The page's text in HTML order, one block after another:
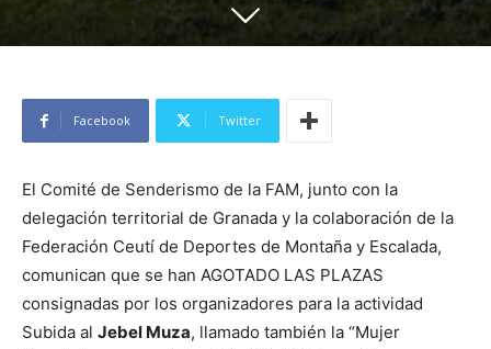
Facebook Twitter
El Comité de Senderismo de la FAM, junto con la
delegación territorial de Granada y la colaboración de la
Federación Ceutí de Deportes de Montaña y Escalada,
comunican que se han AGOTADO LAS PLAZAS
consignadas por los organizadores para la actividad
Subida al Jebel Muza, llamado también la “Mujer